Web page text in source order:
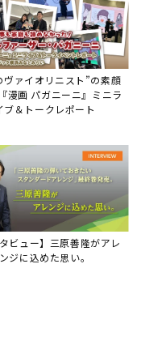
ヴァイオリニスト”の素顔
漫画 パガニーニ』ミニラ
ブ＆トークレポート
タビュー】三原善隆がアレ
ンジに込めた思い。